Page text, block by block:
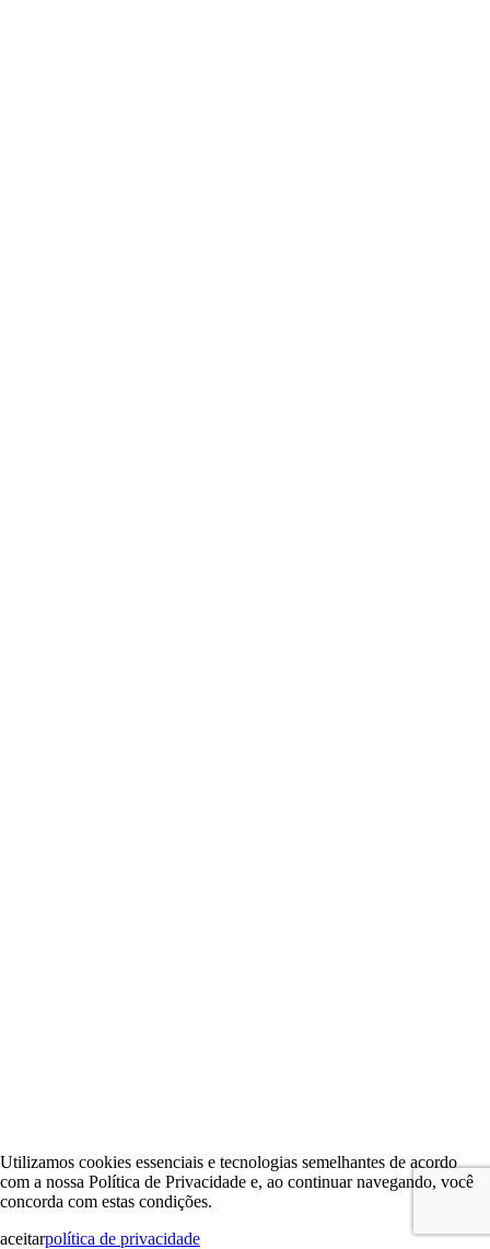
Utilizamos cookies essenciais e tecnologias semelhantes de acordo
com a nossa Política de Privacidade e, ao continuar navegando, você
concorda com estas condições.
aceitarpolítica de privacidade